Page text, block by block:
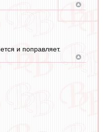
и поправляет.